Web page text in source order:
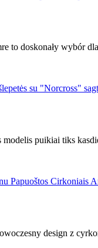
to doskonały wybór
modelis puikiai tiks
design z